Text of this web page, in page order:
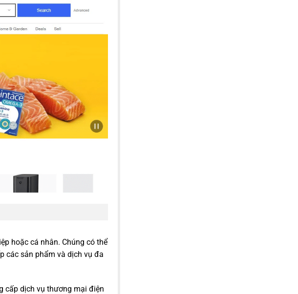
hoặc cá nhân. Chúng có thể
các sản phẩm và dịch vụ đa
cấp dịch vụ thương mại điện